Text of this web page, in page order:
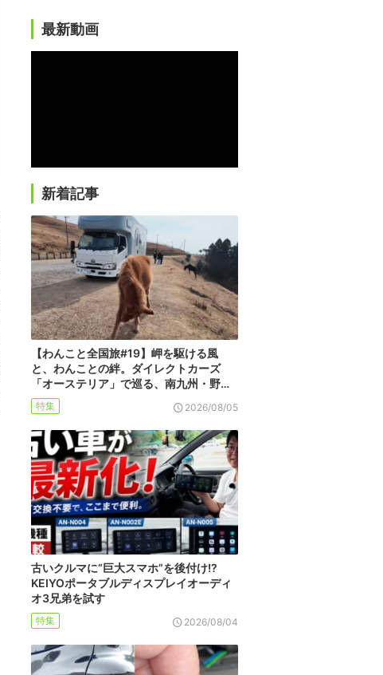
最新動画
新着記事
【わんこと全国旅#19】岬を駆ける風
と、わんことの絆。ダイレクトカーズ
「オーステリア」で巡る、南九州・野…
特集 2026/08/05
古いクルマに“巨大スマホ”を後付け!?
KEIYOポータブルディスプレイオーディ
オ3兄弟を試す
特集 2026/08/04